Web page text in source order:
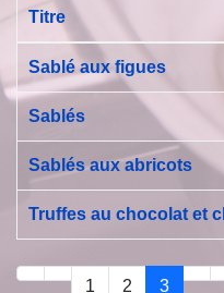
Titre
Sablé aux figues
Sablés
Sablés aux abricots
Truffes au chocolat et
1 2 3